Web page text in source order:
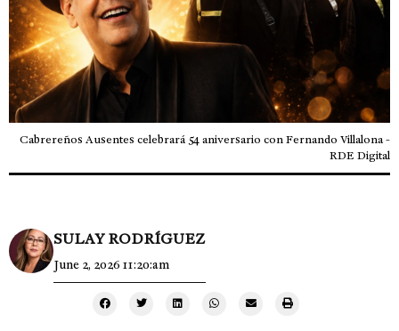
Cabrereños Ausentes celebrará 54 aniversario con Fernando Villalona -
RDE Digital
SULAY RODRÍGUEZ
June 2, 2026 11:20:am